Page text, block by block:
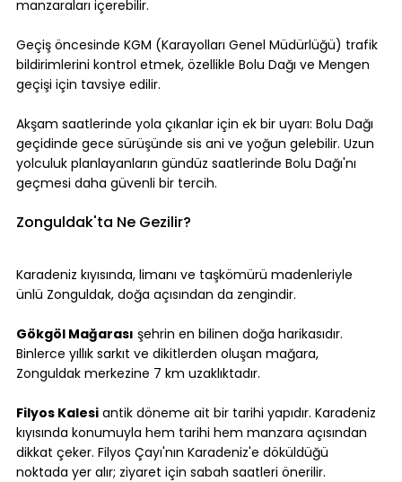
manzaraları içerebilir.
Geçiş öncesinde KGM (Karayolları Genel Müdürlüğü) trafik
bildirimlerini kontrol etmek, özellikle Bolu Dağı ve Mengen
geçişi için tavsiye edilir.
Akşam saatlerinde yola çıkanlar için ek bir uyarı: Bolu Dağı
geçidinde gece sürüşünde sis ani ve yoğun gelebilir. Uzun
yolculuk planlayanların gündüz saatlerinde Bolu Dağı'nı
geçmesi daha güvenli bir tercih.
Zonguldak'ta Ne Gezilir?
Karadeniz kıyısında, limanı ve taşkömürü madenleriyle
ünlü Zonguldak, doğa açısından da zengindir.
Gökgöl Mağarası şehrin en bilinen doğa harikasıdır.
Binlerce yıllık sarkıt ve dikitlerden oluşan mağara,
Zonguldak merkezine 7 km uzaklıktadır.
Filyos Kalesi antik döneme ait bir tarihi yapıdır. Karadeniz
kıyısında konumuyla hem tarihi hem manzara açısından
dikkat çeker. Filyos Çayı'nın Karadeniz'e döküldüğü
noktada yer alır; ziyaret için sabah saatleri önerilir.